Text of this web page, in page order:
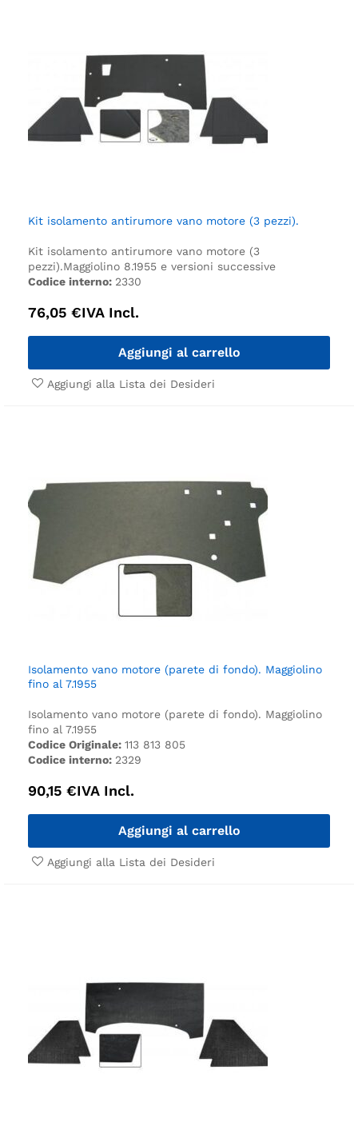
Kit isolamento antirumore vano motore (3 pezzi).
Kit isolamento antirumore vano motore (3
pezzi).Maggiolino 8.1955 e versioni successive
Codice interno: 2330
76,05 €IVA Incl.
Aggiungi al carrello
Aggiungi alla Lista dei Desideri
Isolamento vano motore (parete di fondo). Maggiolino
fino al 7.1955
Isolamento vano motore (parete di fondo). Maggiolino
fino al 7.1955
Codice Originale: 113 813 805
Codice interno: 2329
90,15 €IVA Incl.
Aggiungi al carrello
Aggiungi alla Lista dei Desideri